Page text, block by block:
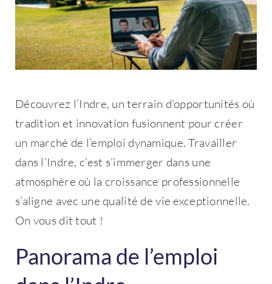
Découvrez l’Indre, un terrain d’opportunités où
tradition et innovation fusionnent pour créer
un marché de l’emploi dynamique. Travailler
dans l’Indre, c’est s’immerger dans une
atmosphère où la croissance professionnelle
s’aligne avec une qualité de vie exceptionnelle.
On vous dit tout !
Panorama de l’emploi